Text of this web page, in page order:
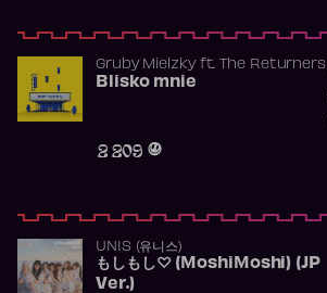
Gruby Mielzkyft. The Returners
Blisko mnie
2 209
UNIS (유니스)
もしもし♡ (MoshiMoshi) (JP
Ver.)